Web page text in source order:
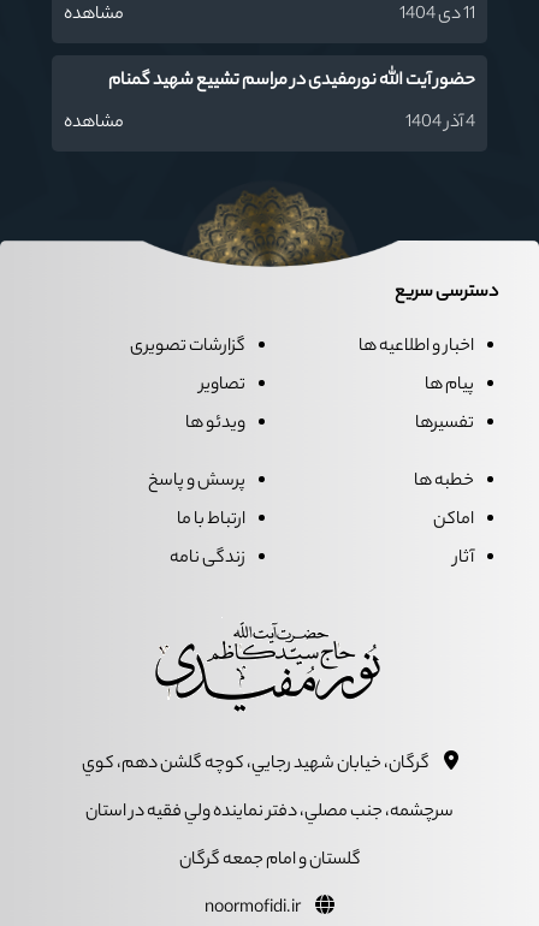
11 دی 1404
مشاهده
حضور آیت الله نورمفیدی در مراسم تشییع شهید گمنام
4 آذر 1404
مشاهده
دسترسی سریع
اخبار و اطلاعیه ها
پیام ها
تفسیرها
گزارشات تصویری
تصاویر
ویدئو ها
خطبه ها
اماکن
آثار
پرسش و پاسخ
ارتباط با ما
زندگی نامه
گرگان، خيابان شهيد رجايي، کوچه گلشن دهم، کوي
سرچشمه، جنب مصلي، دفتر نماينده ولي فقيه در استان
گلستان و امام جمعه گرگان